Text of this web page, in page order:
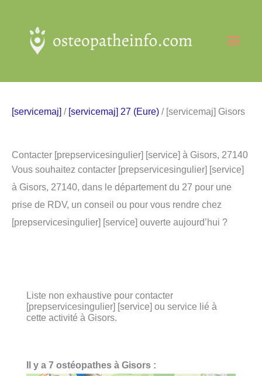
contenu
[servicemaj] / [servicemaj] 27 (Eure) / [servicemaj] Gisors
Contacter [prepservicesingulier] [service] à Gisors, 27140
Vous souhaitez contacter [prepservicesingulier] [service]
à Gisors, 27140, dans le département du 27 pour une
prise de RDV, un conseil ou pour vous rendre chez
[prepservicesingulier] [service] ouverte aujourd’hui ?
Liste non exhaustive pour contacter
[prepservicesingulier] [service] ou service lié à
cette activité à Gisors.
Il y a 7 ostéopathes à Gisors :